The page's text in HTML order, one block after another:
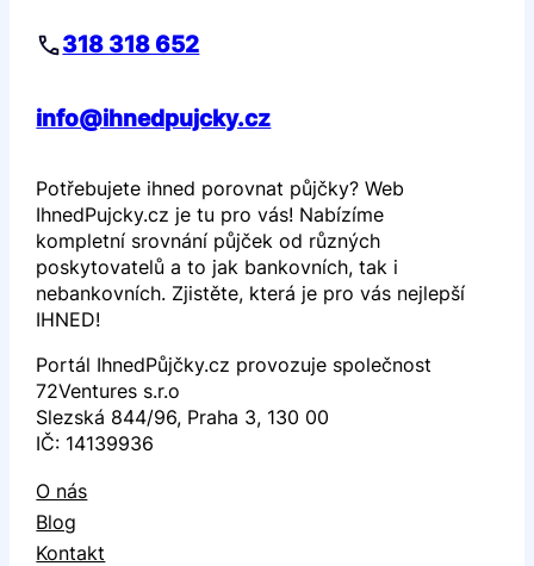
318 318 652
info@ihnedpujcky.cz
Potřebujete ihned porovnat půjčky? Web
IhnedPujcky.cz je tu pro vás! Nabízíme
kompletní srovnání půjček od různých
poskytovatelů a to jak bankovních, tak i
nebankovních. Zjistěte, která je pro vás nejlepší
IHNED!
Portál IhnedPůjčky.cz provozuje společnost
72Ventures s.r.o
Slezská 844/96, Praha 3, 130 00
IČ: 14139936
O nás
Blog
Kontakt